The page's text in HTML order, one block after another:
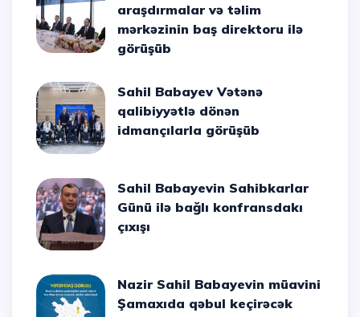
araşdırmalar və təlim
mərkəzinin baş direktoru ilə
görüşüb
Sahil Babayev Vətənə
qalibiyyətlə dönən
idmançılarla görüşüb
Sahil Babayevin Sahibkarlar
Günü ilə bağlı konfransdakı
çıxışı
Nazir Sahil Babayevin müavini
Şamaxıda qəbul keçirəcək